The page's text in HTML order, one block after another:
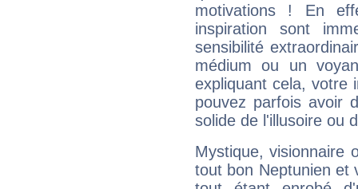
motivations ! En
inspiration sont
sensibilité
médium ou un
expliquant cela, votre
pouvez parfois avoir
solide de l'illusoire ou
Mystique, visionnaire
tout bon Neptunien et